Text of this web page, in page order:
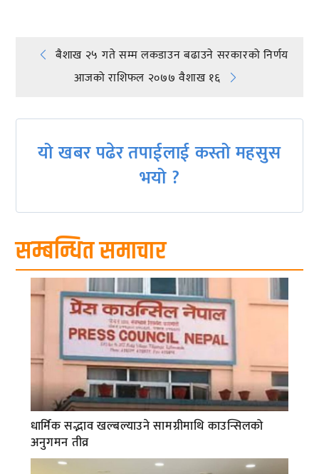
Post
navigation
बैशाख २५ गते सम्म लकडाउन बढाउने सरकारको निर्णय
आजको राशिफल २०७७ वैशाख १६
यो खबर पढेर तपाईलाई कस्तो महसुस
भयो ?
सम्बन्धित समाचार
धार्मिक सद्भाव खल्बल्याउने सामग्रीमाथि काउन्सिलको
अनुगमन तीव्र